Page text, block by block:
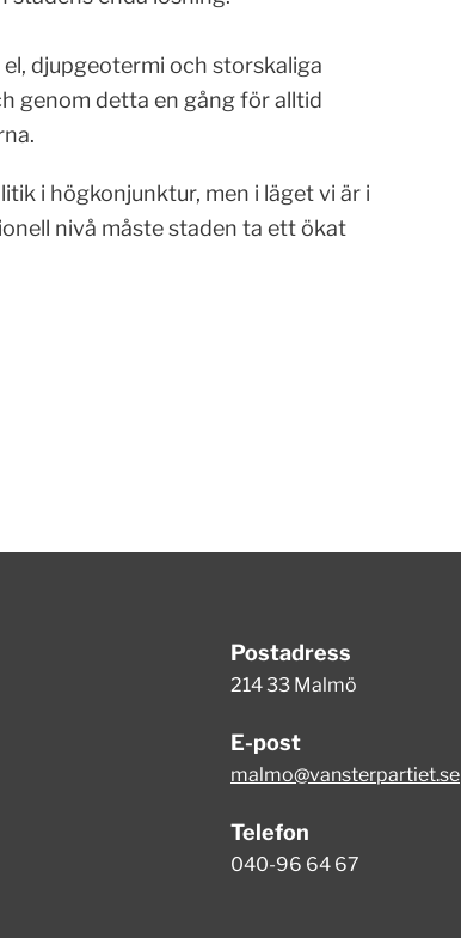
djupgeotermi och storskaliga
genom detta en gång för alltid
i högkonjunktur, men i läget vi är i
nivå måste staden ta ett ökat
Postadress
214 33 Malmö
E-post
malmo@vansterpartiet.se
Telefon
040-96 64 67